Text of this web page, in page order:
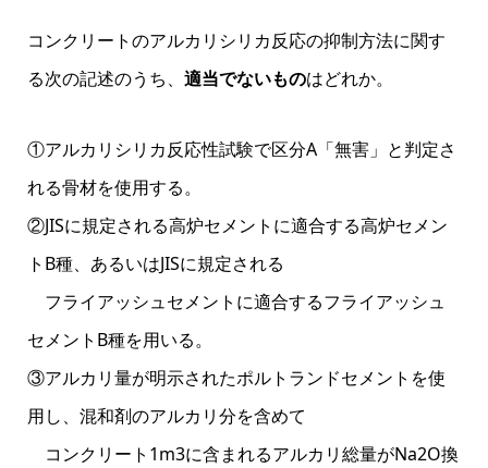
コンクリートのアルカリシリカ反応の抑制方法に関す
る次の記述のうち、 適当でないものはどれか。
①アルカリシリカ反応性試験で区分A「無害」と判定さ
れる骨材を使用する。
②JISに規定される高炉セメントに適合する高炉セメン
トB種、あるいはJISに規定される
フライアッシュセメントに適合するフライアッシュ
セメントB種を用いる。
③アルカリ量が明示されたポルトランドセメントを使
用し、混和剤のアルカリ分を含めて
コンクリート1m3に含まれるアルカリ総量がNa2O換